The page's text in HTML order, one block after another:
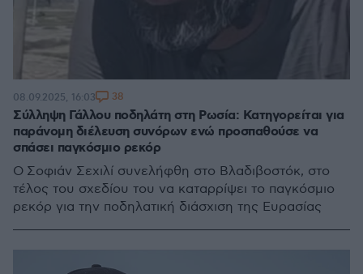
Σύλληψη Γάλλου ποδηλάτη στη Ρωσία: Κατηγορείται για
παράνομη διέλευση συνόρων ενώ προσπαθούσε να
σπάσει παγκόσμιο ρεκόρ
Ο Σοφιάν Σεχιλί συνελήφθη στο Βλαδιβοστόκ, στο
τέλος του σχεδίου του να καταρρίψει το παγκόσμιο
ρεκόρ για την ποδηλατική διάσχιση της Ευρασίας
08.09.2025, 16:03 38